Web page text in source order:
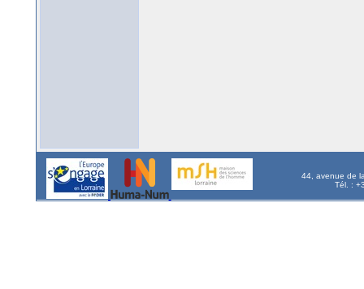
44, avenue de
Tél. :